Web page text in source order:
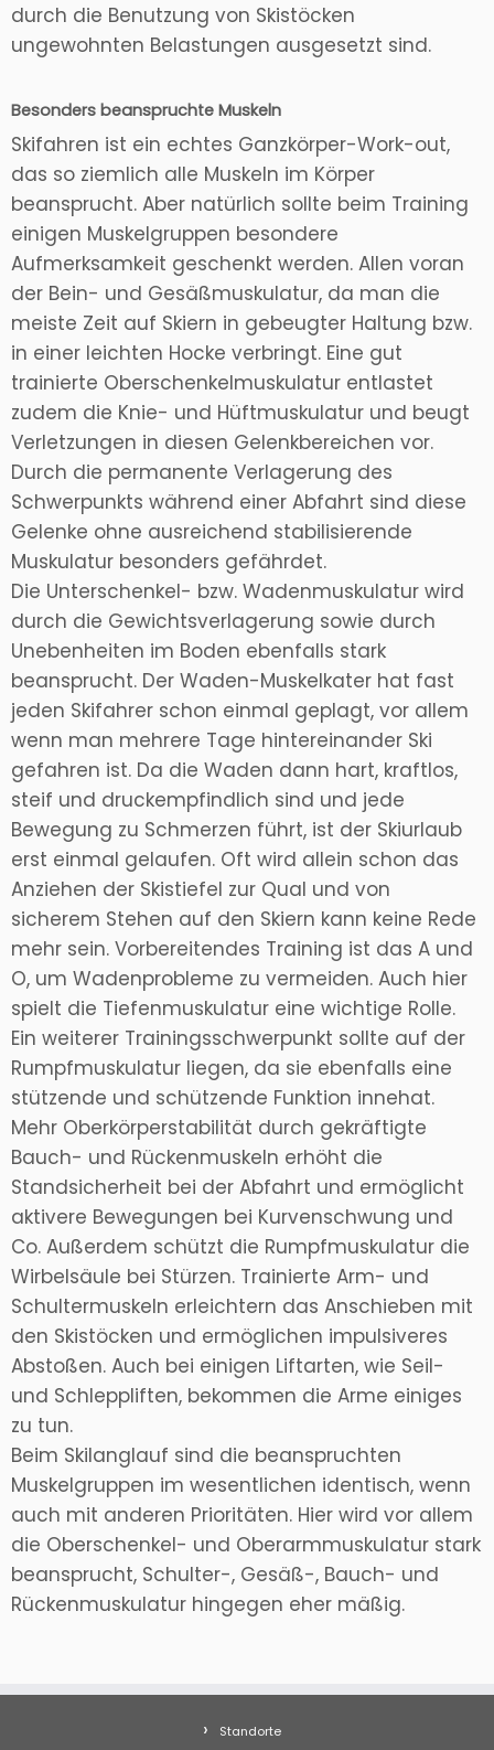
durch die Benutzung von Skistöcken
ungewohnten Belastungen ausgesetzt sind.
Besonders beanspruchte Muskeln
Skifahren ist ein echtes Ganzkörper-Work-out,
das so ziemlich alle Muskeln im Körper
beansprucht. Aber natürlich sollte beim Training
einigen Muskelgruppen besondere
Aufmerksamkeit geschenkt werden. Allen voran
der Bein- und Gesäßmuskulatur, da man die
meiste Zeit auf Skiern in gebeugter Haltung bzw.
in einer leichten Hocke verbringt. Eine gut
trainierte Oberschenkelmuskulatur entlastet
zudem die Knie- und Hüftmuskulatur und beugt
Verletzungen in diesen Gelenkbereichen vor.
Durch die permanente Verlagerung des
Schwerpunkts während einer Abfahrt sind diese
Gelenke ohne ausreichend stabilisierende
Muskulatur besonders gefährdet.
Die Unterschenkel- bzw. Wadenmuskulatur wird
durch die Gewichtsverlagerung sowie durch
Unebenheiten im Boden ebenfalls stark
beansprucht. Der Waden-Muskelkater hat fast
jeden Skifahrer schon einmal geplagt, vor allem
wenn man mehrere Tage hintereinander Ski
gefahren ist. Da die Waden dann hart, kraftlos,
steif und druckempfindlich sind und jede
Bewegung zu Schmerzen führt, ist der Skiurlaub
erst einmal gelaufen. Oft wird allein schon das
Anziehen der Skistiefel zur Qual und von
sicherem Stehen auf den Skiern kann keine Rede
mehr sein. Vorbereitendes Training ist das A und
O, um Wadenprobleme zu vermeiden. Auch hier
spielt die Tiefenmuskulatur eine wichtige Rolle.
Ein weiterer Trainingsschwerpunkt sollte auf der
Rumpfmuskulatur liegen, da sie ebenfalls eine
stützende und schützende Funktion innehat.
Mehr Oberkörperstabilität durch gekräftigte
Bauch- und Rückenmuskeln erhöht die
Standsicherheit bei der Abfahrt und ermöglicht
aktivere Bewegungen bei Kurvenschwung und
Co. Außerdem schützt die Rumpfmuskulatur die
Wirbelsäule bei Stürzen. Trainierte Arm- und
Schultermuskeln erleichtern das Anschieben mit
den Skistöcken und ermöglichen impulsiveres
Abstoßen. Auch bei einigen Liftarten, wie Seil-
und Schleppliften, bekommen die Arme einiges
zu tun.
Beim Skilanglauf sind die beanspruchten
Muskelgruppen im wesentlichen identisch, wenn
auch mit anderen Prioritäten. Hier wird vor allem
die Oberschenkel- und Oberarmmuskulatur stark
beansprucht, Schulter-, Gesäß-, Bauch- und
Rückenmuskulatur hingegen eher mäßig.
Standorte